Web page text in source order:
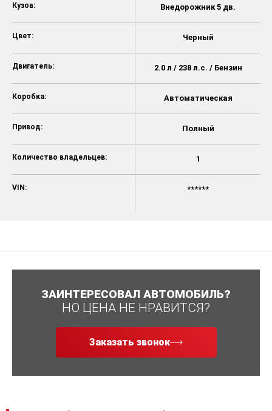
Кузов:
Цвет:
Двигатель:
Коробка:
Привод:
Количество владельцев:
VIN:
Внедорожник 5 дв.
Черный
2.0 л / 238 л.с. / Бензин
Автоматическая
Полный
1
******
ЗАИНТЕРЕСОВАЛ АВТОМОБИЛЬ?
НО ЦЕНА НЕ НРАВИТСЯ?
Заказать звонок